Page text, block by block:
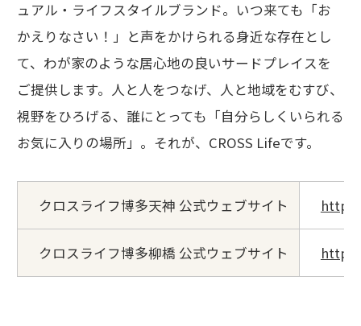
ュアル・ライフスタイルブランド。いつ来ても「お
かえりなさい！」と声をかけられる身近な存在とし
て、わが家のような居心地の良いサードプレイスを
ご提供します。人と人をつなげ、人と地域をむすび、
視野をひろげる、誰にとっても「自分らしくいられる
お気に入りの場所」。それが、CROSS Lifeです。
クロスライフ博多天神 公式ウェブサイト
クロスライフ博多柳橋 公式ウェブサイト